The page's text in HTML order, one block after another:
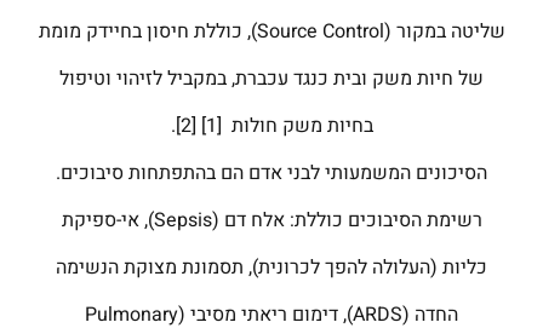
שליטה במקור (Source Control), כוללת חיסון בחיידק מומת
של חיות משק ובית כנגד עכברת, במקביל לזיהוי וטיפול
בחיות משק חולות [1] [2].
הסיכונים המשמעותי לבני אדם הם בהתפתחות סיבוכים.
רשימת הסיבוכים כוללת: אלח דם (Sepsis), אי-ספיקת
כליות (העלולה להפך לכרונית), תסמונת מצוקת הנשימה
החדה (ARDS), דימום ריאתי מסיבי (Pulmonary